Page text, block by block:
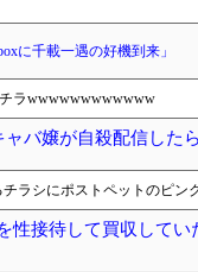
に千載一遇の好機到来」
ラwwwwwwwwwwww
バ嬢が自殺配信した
ラシにポストペットのピン
性接待して買収してい